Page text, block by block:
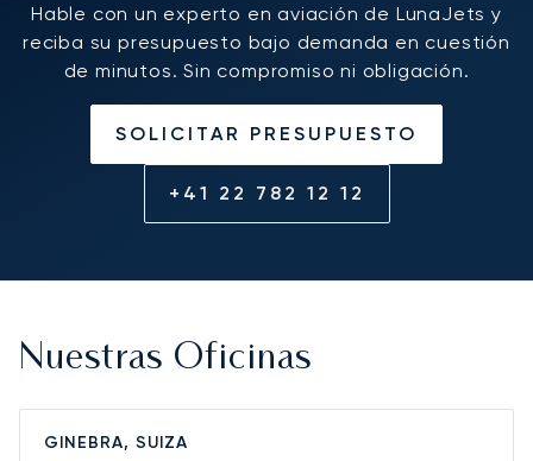
Hable con un experto en aviación de LunaJets y
reciba su presupuesto bajo demanda en cuestión
de minutos. Sin compromiso ni obligación.
SOLICITAR PRESUPUESTO
+41 22 782 12 12
Nuestras Oficinas
GINEBRA, SUIZA